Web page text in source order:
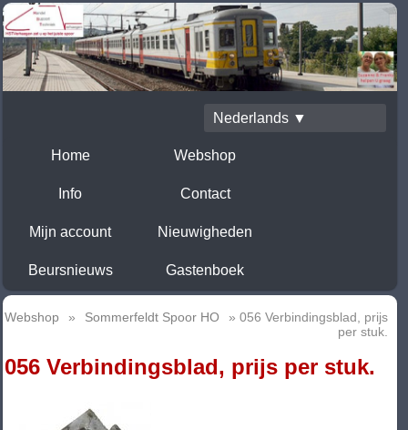
Nederlands ▼
Home Webshop
Info Contact
Mijn account Nieuwigheden
Beursnieuws Gastenboek
Webshop » Sommerfeldt Spoor HO
» 056 Verbindingsblad, prijs
per stuk.
056 Verbindingsblad, prijs per stuk.